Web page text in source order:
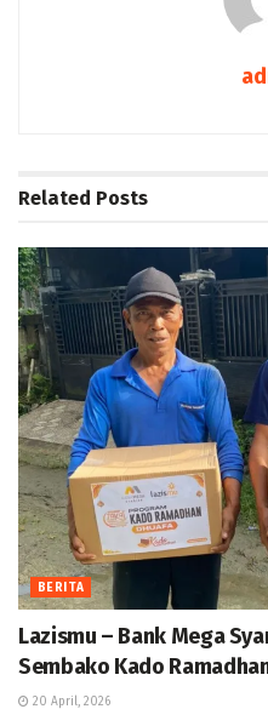
Related Posts
BERITA
Lazismu – Bank Mega
Sembako Kado
20 April, 2026